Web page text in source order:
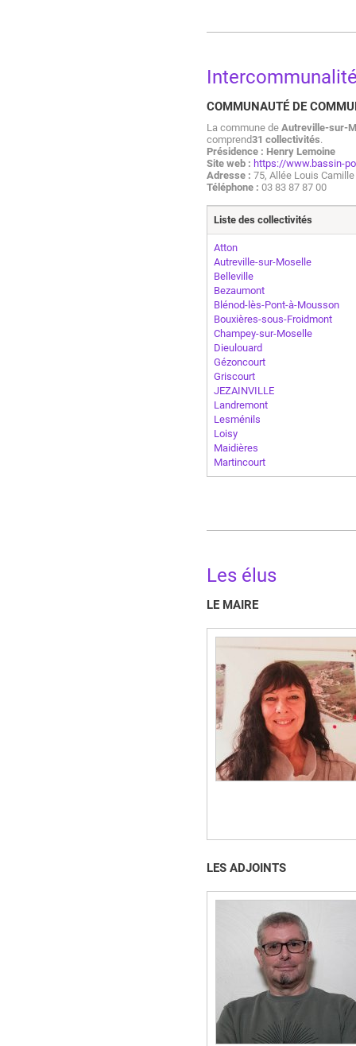
COMMUNAUTÉ DE
La commune de Autreville-sur-
comprend31 collectivités.
Présidence : Henry Lemoine
Site web : https://www.bassin-
Adresse : 75, Allée Louis Camille
Téléphone : 03 83 87 87 00
Liste des collectivités
Atton
Autreville-sur-Moselle
Belleville
Bezaumont
Blénod-lès-Pont-à-Mousson
Bouxières-sous-Froidmont
Champey-sur-Moselle
Dieulouard
Gézoncourt
Griscourt
JEZAINVILLE
Landremont
Lesménils
Loisy
Maidières
Martincourt
Les élus
LE MAIRE
LES ADJOINTS